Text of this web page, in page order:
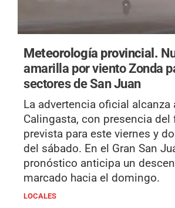
Meteorología provincial.
amarilla por viento Zonda
sectores de San Juan
La advertencia oficial alcanza
Calingasta, con presencia del
prevista para este viernes y
del sábado. En el Gran San
pronóstico anticipa un
marcado hacia el domingo.
LOCALES